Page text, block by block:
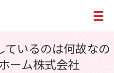
メ
いるのは何故なの
ーム株式会社